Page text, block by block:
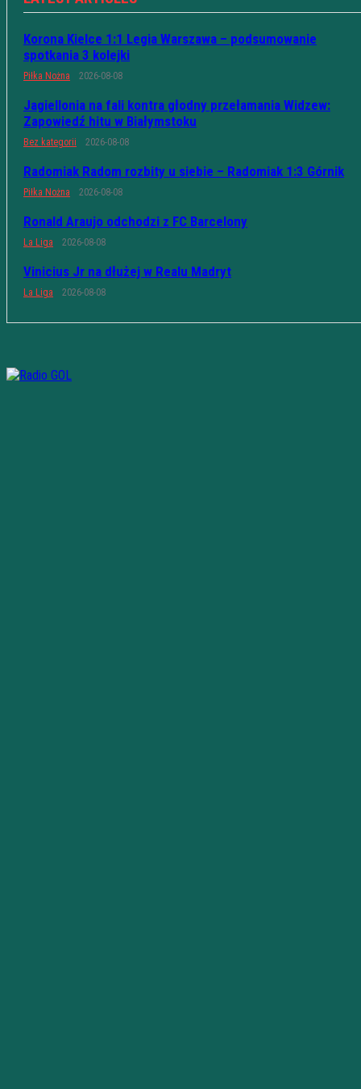
Korona Kielce 1:1 Legia Warszawa – podsumowanie
spotkania 3 kolejki
Piłka Nożna 2026-08-08
Jagiellonia na fali kontra głodny przełamania Widzew:
Zapowiedź hitu w Białymstoku
Bez kategorii 2026-08-08
Radomiak Radom rozbity u siebie – Radomiak 1:3 Górnik
Piłka Nożna 2026-08-08
Ronald Araujo odchodzi z FC Barcelony
La Liga 2026-08-08
Vinicius Jr na dłużej w Realu Madryt
La Liga 2026-08-08